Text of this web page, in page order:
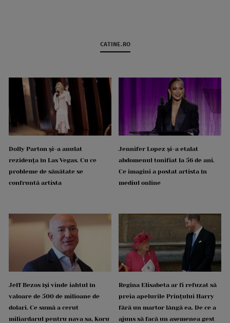
CATINE.RO
Dolly Parton și-a anulat
rezidența în Las Vegas. Cu ce
probleme de sănătate se
confruntă artista
Jennifer Lopez și-a etalat
abdomenul tonifiat la 56 de ani.
Ce imagini a postat artista în
mediul online
Jeff Bezos își vinde iahtul în
valoare de 500 de milioane de
dolari. Ce sumă a cerut
miliardarul pentru nava sa, Koru
Regina Elisabeta ar fi refuzat să
preia apelurile Prințului Harry
fără un martor lângă ea. De ce a
ajuns să facă un asemenea gest